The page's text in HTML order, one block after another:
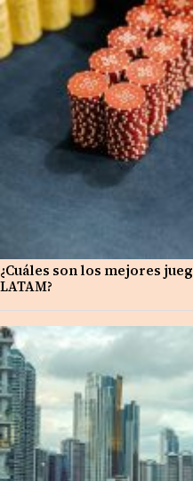
¿Cuáles son los mejores
LATAM?